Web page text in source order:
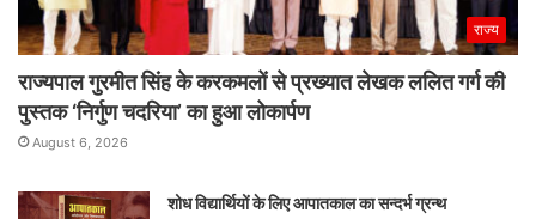
राज्य
राज्यपाल गुरमीत सिंह के करकमलों से प्रख्यात लेखक ललित गर्ग की
पुस्तक ‘निर्गुण चदरिया’ का हुआ लोकार्पण
August 6, 2026
शोध विद्यार्थियों के लिए आपातकाल का सन्दर्भ ग्रन्थ